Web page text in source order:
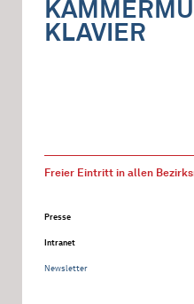
KLAVIER
Freier Eintritt in allen
Presse
Intranet
Newsletter